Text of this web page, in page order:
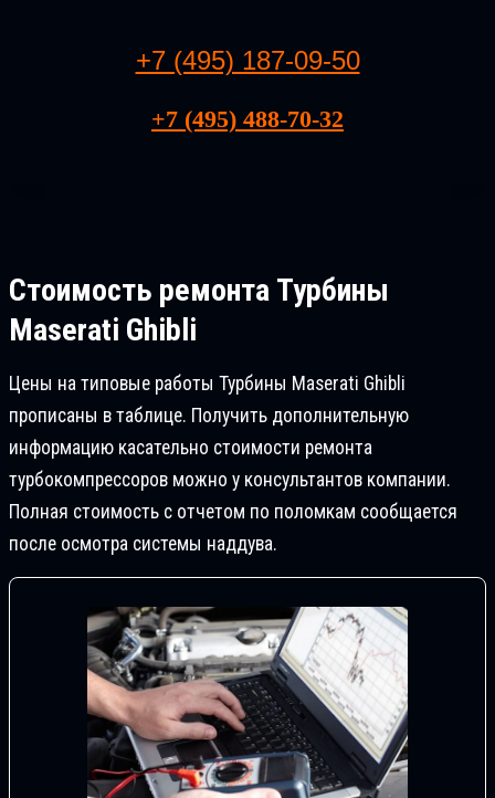
+7 (495) 187-09-50
+7 (495) 488-70-32
Стоимость ремонта Турбины
Maserati Ghibli
Цены на типовые работы Турбины Maserati Ghibli
прописаны в таблице. Получить дополнительную
информацию касательно стоимости ремонта
турбокомпрессоров можно у консультантов компании.
Полная стоимость с отчетом по поломкам сообщается
после осмотра системы наддува.